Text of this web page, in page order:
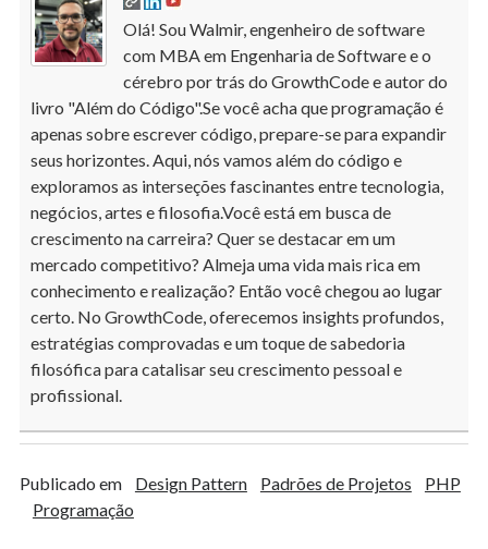
Olá! Sou Walmir, engenheiro de software
com MBA em Engenharia de Software e o
cérebro por trás do GrowthCode e autor do
livro "Além do Código".Se você acha que programação é
apenas sobre escrever código, prepare-se para expandir
seus horizontes. Aqui, nós vamos além do código e
exploramos as interseções fascinantes entre tecnologia,
negócios, artes e filosofia.Você está em busca de
crescimento na carreira? Quer se destacar em um
mercado competitivo? Almeja uma vida mais rica em
conhecimento e realização? Então você chegou ao lugar
certo. No GrowthCode, oferecemos insights profundos,
estratégias comprovadas e um toque de sabedoria
filosófica para catalisar seu crescimento pessoal e
profissional.
Publicado em Design Pattern Padrões de Projetos
PHP
Programação